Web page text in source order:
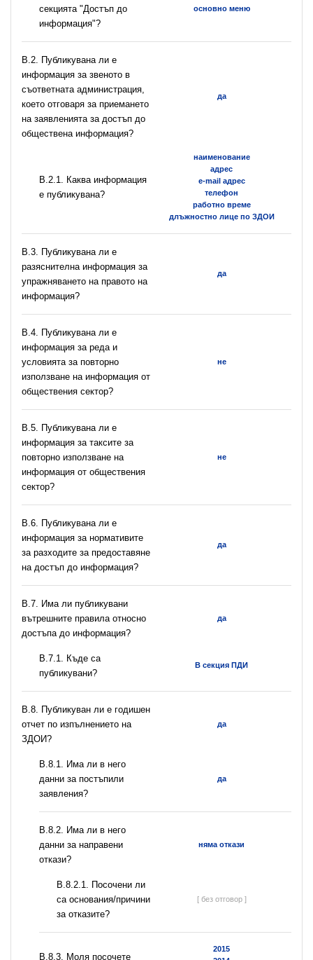
секцията "Достъп до
информация"?
основно меню
В.2. Публикувана ли е
информация за звеното в
съответната администрация,
което отговаря за приемането
на заявленията за достъп до
обществена информация?
да
B.2.1. Каква информация
е публикувана?
наименование
адрес
e-mail адрес
телефон
работно време
длъжностно лице по ЗДОИ
В.3. Публикувана ли е
разяснителна информация за
упражняването на правото на
информация?
да
В.4. Публикувана ли е
информация за реда и
условията за повторно
използване на информация от
обществения сектор?
не
В.5. Публикувана ли е
информация за таксите за
повторно използване на
информация от обществения
сектор?
не
В.6. Публикувана ли е
информация за нормативите
за разходите за предоставяне
на достъп до информация?
да
В.7. Има ли публикувани
вътрешните правила относно
достъпа до информация?
да
В.7.1. Къде са
публикувани?
В секция ПДИ
В.8. Публикуван ли е годишен
отчет по изпълнението на
ЗДОИ?
да
В.8.1. Има ли в него
данни за постъпили
заявления?
да
В.8.2. Има ли в него
данни за направени
откази?
няма откази
В.8.2.1. Посочени ли
са основания/причини
за отказите?
[ без отговор ]
В.8.3. Моля посочете
2015